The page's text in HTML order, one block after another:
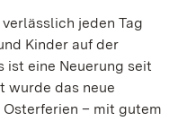
jeden Tag
Kinder auf der
ist eine Neuerung seit
wurde das neue
– mit gutem